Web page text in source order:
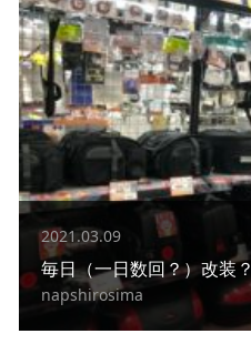
2021.03.09
毎日（一日数回？）改装？
napshirosima